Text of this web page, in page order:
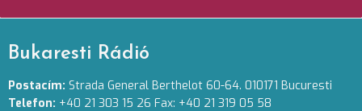
Bukaresti Rádió
Postacím: Strada General Berthelot 60-64. 010171 Bucuresti
Telefon: +40 21 303 15 26 Fax: +40 21 319 05 58